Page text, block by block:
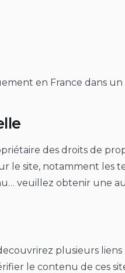
en France dans
des droits de
le site, notamment les
veuillez obtenir une
plusieurs
le contenu de ces